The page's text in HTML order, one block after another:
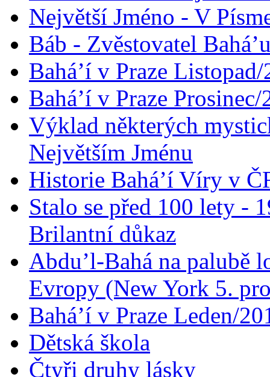
Největší Jméno - V
Báb - Zvěstovatel
Bahá’í v Praze
Bahá’í v Praze Prosinec/
Výklad některých
Největším Jménu
Historie Bahá’í Víry v
Stalo se před 100 lety -
Brilantní důkaz
Abdu’l-Bahá na palubě
Evropy (New York 5.
Bahá’í v Praze Leden/
Dětská škola
Čtyři druhy lásky